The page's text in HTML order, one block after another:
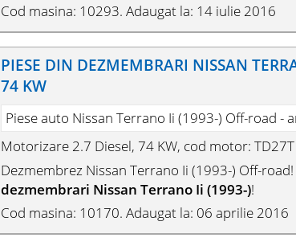
Cod masina: 10293. Adaugat la: 14 iulie 2016
PIESE DIN DEZMEMBRARI NISSAN
74 KW
Piese auto Nissan Terrano Ii (1993-) Off-road -
Motorizare 2.7 Diesel, 74 KW, cod motor: TD27T
Dezmembrez Nissan Terrano Ii (1993-) Off-
dezmembrari Nissan Terrano Ii (1993-)!
Cod masina: 10170. Adaugat la: 06 aprilie 2016